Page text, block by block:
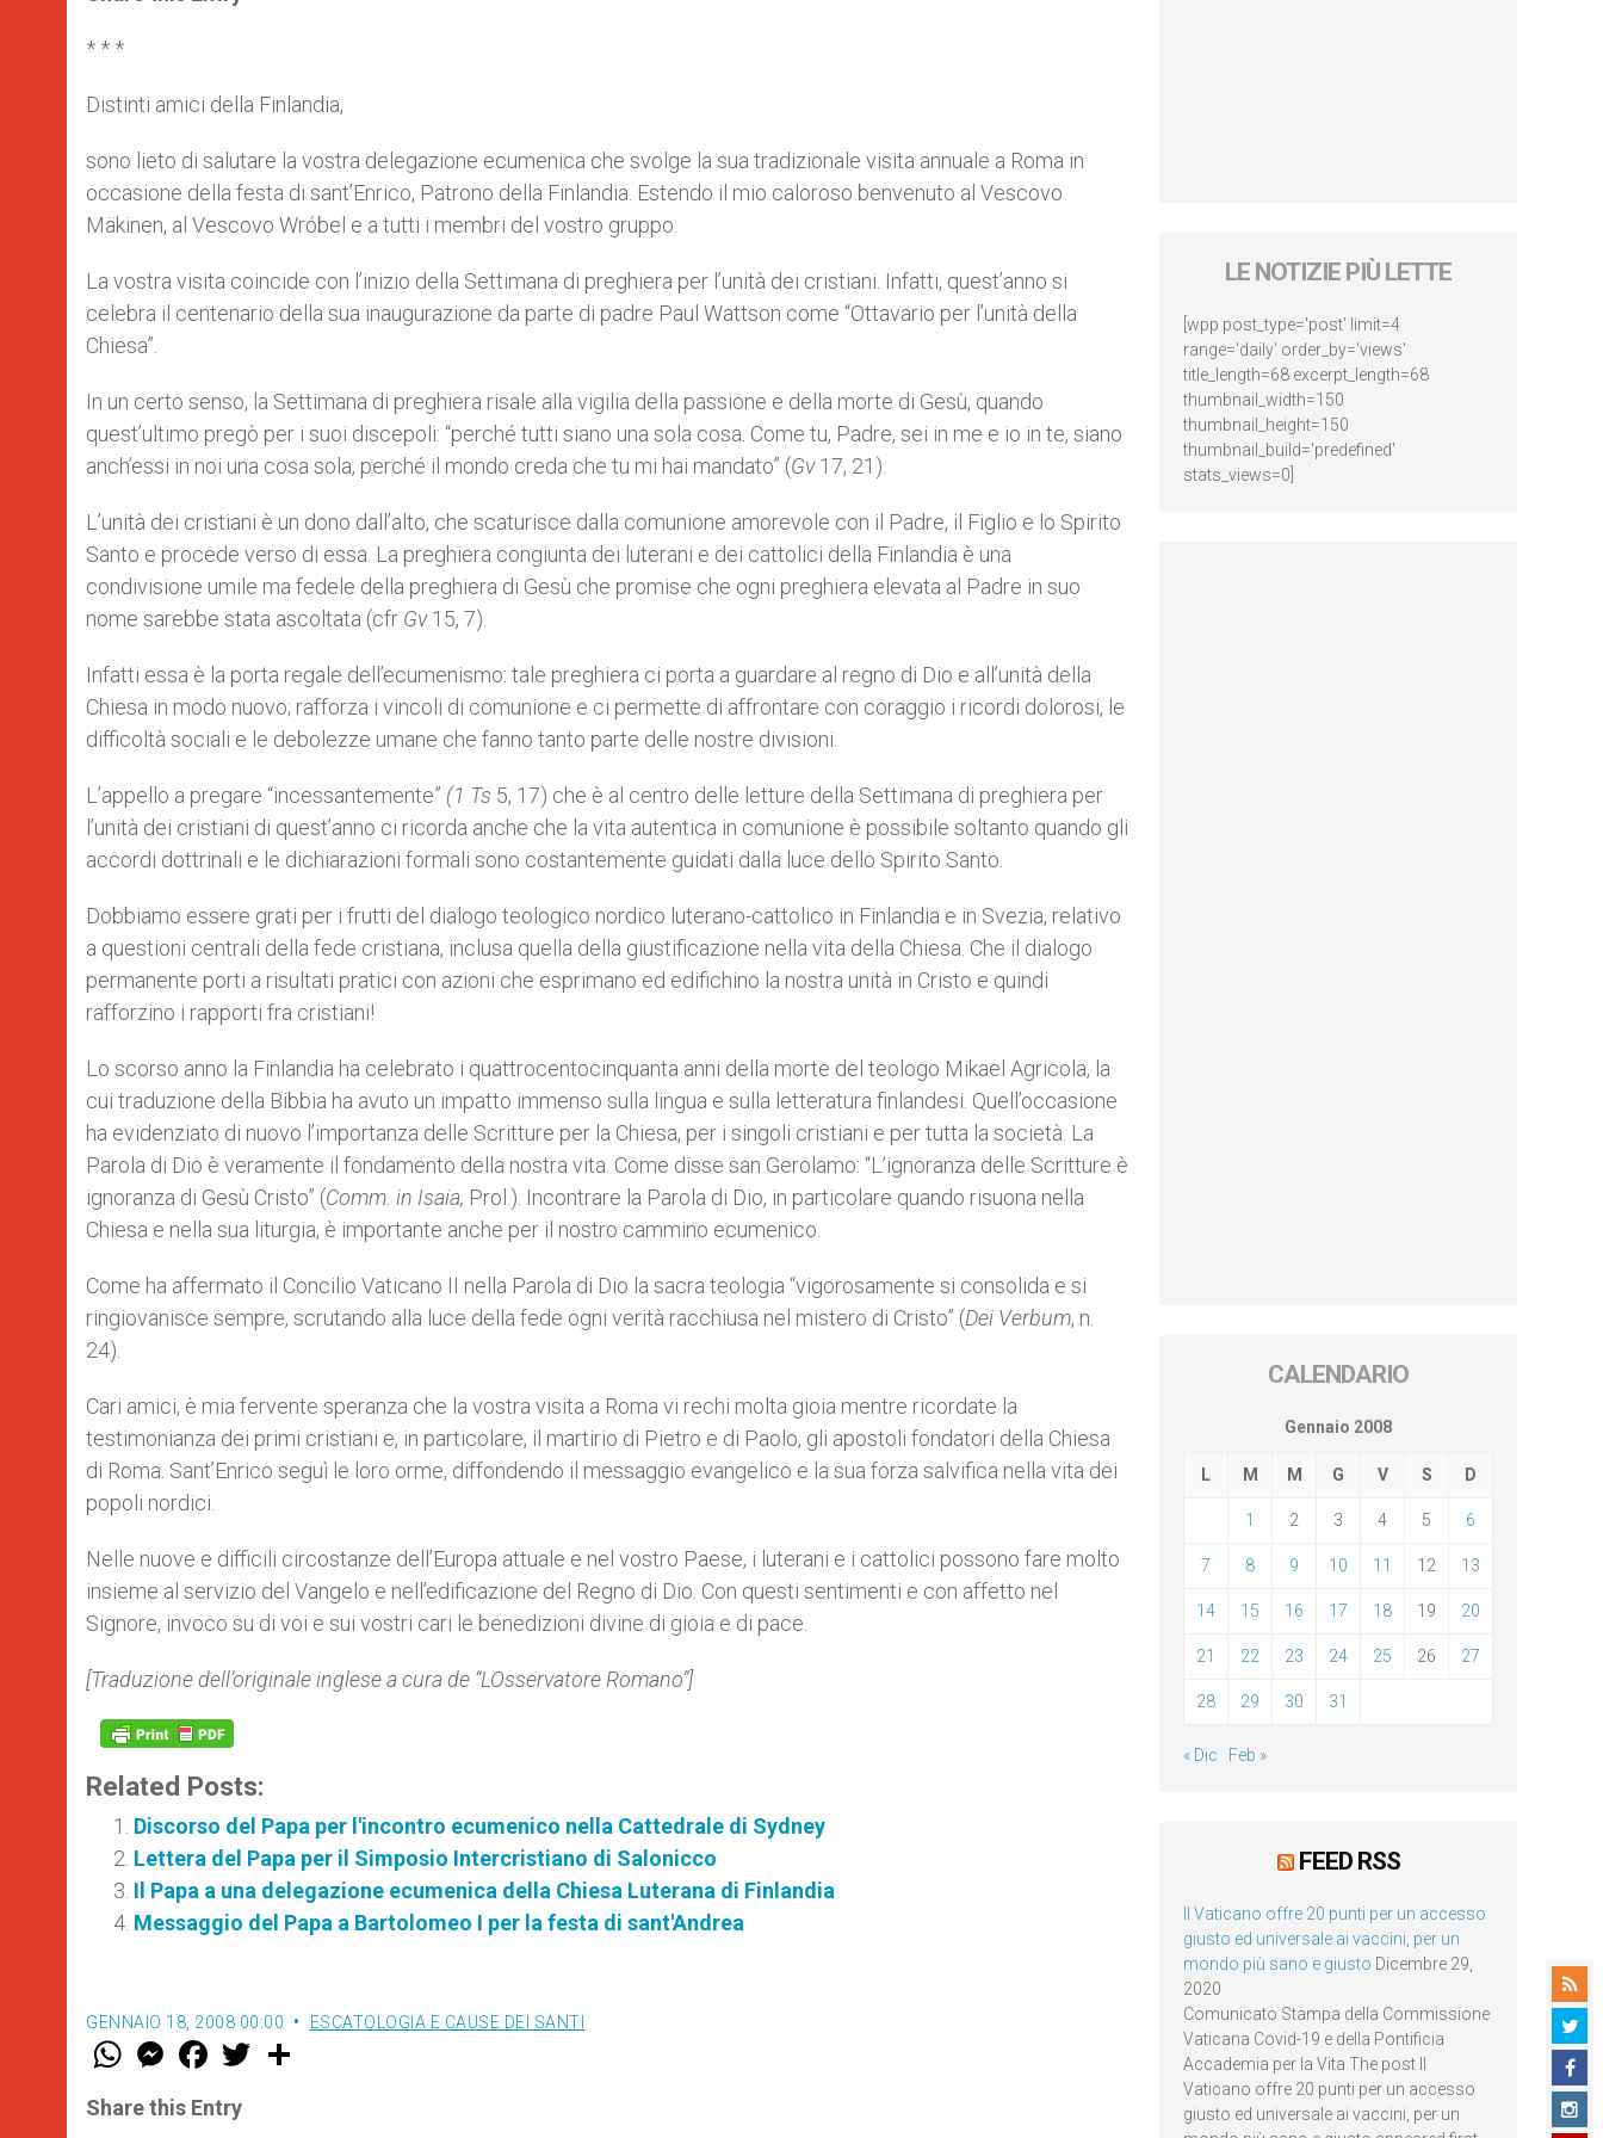
s e b
* * *
Distinti amici della Finlandia,
sono lieto di salutare la vostra delegazione ecumenica che svolge la sua tradizionale visita annuale a Roma in
occasione della festa di sant’Enrico, Patrono della Finlandia. Estendo il mio caloroso benvenuto al Vescovo
Mäkinen, al Vescovo Wróbel e a tutti i membri del vostro gruppo.
La vostra visita coincide con l’inizio della Settimana di preghiera per l’unità dei cristiani. Infatti, quest’anno si
celebra il centenario della sua inaugurazione da parte di padre Paul Wattson come “Ottavario per l’unità della
Chiesa”.
In un certo senso, la Settimana di preghiera risale alla vigilia della passione e della morte di Gesù, quando
quest’ultimo pregò per i suoi discepoli: “perché tutti siano una sola cosa. Come tu, Padre, sei in me e io in te, siano
anch’essi in noi una cosa sola, perché il mondo creda che tu mi hai mandato” (Gv17, 21).
L’unità dei cristiani è un dono dall’alto, che scaturisce dalla comunione amorevole con il Padre, il Figlio e lo Spirito
Santo e procede verso di essa. La preghiera congiunta dei luterani e dei cattolici della Finlandia è una
condivisione umile ma fedele della preghiera di Gesù che promise che ogni preghiera elevata al Padre in suo
nome sarebbe stata ascoltata (cfr Gv15, 7).
Infatti essa è la porta regale dell’ecumenismo: tale preghiera ci porta a guardare al regno di Dio e all’unità della
Chiesa in modo nuovo; rafforza i vincoli di comunione e ci permette di affrontare con coraggio i ricordi dolorosi, le
difficoltà sociali e le debolezze umane che fanno tanto parte delle nostre divisioni.
L’appello a pregare “incessantemente” (1 Ts 5, 17) che è al centro delle letture della Settimana di preghiera per
l’unità dei cristiani di quest’anno ci ricorda anche che la vita autentica in comunione è possibile soltanto quando gli
accordi dottrinali e le dichiarazioni formali sono costantemente guidati dalla luce dello Spirito Santo.
Dobbiamo essere grati per i frutti del dialogo teologico nordico luterano-cattolico in Finlandia e in Svezia, relativo
a questioni centrali della fede cristiana, inclusa quella della giustificazione nella vita della Chiesa. Che il dialogo
permanente porti a risultati pratici con azioni che esprimano ed edifichino la nostra unità in Cristo e quindi
rafforzino i rapporti fra cristiani!
Lo scorso anno la Finlandia ha celebrato i quattrocentocinquanta anni della morte del teologo Mikael Agricola, la
cui traduzione della Bibbia ha avuto un impatto immenso sulla lingua e sulla letteratura finlandesi. Quell’occasione
ha evidenziato di nuovo l’importanza delle Scritture per la Chiesa, per i singoli cristiani e per tutta la società. La
Parola di Dio è veramente il fondamento della nostra vita. Come disse san Gerolamo: “L’ignoranza delle Scritture è
ignoranza di Gesù Cristo” (Comm. in Isaia, Prol.). Incontrare la Parola di Dio, in particolare quando risuona nella
Chiesa e nella sua liturgia, è importante anche per il nostro cammino ecumenico.
Come ha affermato il Concilio Vaticano II nella Parola di Dio la sacra teologia “vigorosamente si consolida e si
ringiovanisce sempre, scrutando alla luce della fede ogni verità racchiusa nel mistero di Cristo” (Dei Verbum, n.
24).
Cari amici, è mia fervente speranza che la vostra visita a Roma vi rechi molta gioia mentre ricordate la
testimonianza dei primi cristiani e, in particolare, il martirio di Pietro e di Paolo, gli apostoli fondatori della Chiesa
di Roma. Sant’Enrico seguì le loro orme, diffondendo il messaggio evangelico e la sua forza salvifica nella vita dei
popoli nordici.
Nelle nuove e difficili circostanze dell’Europa attuale e nel vostro Paese, i luterani e i cattolici possono fare molto
insieme al servizio del Vangelo e nell’edificazione del Regno di Dio. Con questi sentimenti e con affetto nel
Signore, invoco su di voi e sui vostri cari le benedizioni divine di gioia e di pace.
[Traduzione dell’originale inglese a cura de “LOsservatore Romano”]
Related Posts:
Discorso del Papa per l'incontro ecumenico nella Cattedrale di Sydney
Lettera del Papa per il Simposio Intercristiano di Salonicco
Il Papa a una delegazione ecumenica della Chiesa Luterana di Finlandia
Messaggio del Papa a Bartolomeo I per la festa di sant'Andrea
GENNAIO 18, 2008 00:00 ESCATOLOGIA E CAUSE DEI SANTI
W
t
s
M
e
s
e
F
a
e
b
w
Share this Entry
LE NOTIZIE PIÙ LETTE
[wpp post_type='post' limit=4
range='daily' order_by='views'
title_length=68 excerpt_length=68
thumbnail_width=150
thumbnail_height=150
thumbnail_build='predefined'
stats_views=0]
CALENDARIO
Gennaio 2008
L M M G V S D
1 2 3 4 5 6
7 8 9 10 11 12 13
14 15 16 17 18 19 20
21 22 23 24 25 26 27
28 29 30 31
« Dic Feb »
FEED RSS
Il Vaticano offre 20 punti per un accesso
giusto ed universale ai vaccini, per un
mondo più sano e giusto Dicembre 29,
2020
Comunicato Stampa della Commissione
Vaticana Covid-19 e della Pontificia
Accademia per la Vita The post Il
Vaticano offre 20 punti per un accesso
giusto ed universale ai vaccini, per un